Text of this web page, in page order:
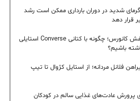
شدید در دوران بارداری ممکن است رشد
قرار دهد
راهنمای ست کردن کفش کانورس؛ چگونه با کتانی Converse استایلی
باشیم؟
فلانل مردانه؛ از استایل کژوال تا تیپ